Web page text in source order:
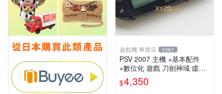
遊戲機 專賣店 5387
PSV 2007 主機 +基本配件
+數位化 遊戲 刀劍神域 虛空
幻界 保修一年
$4,350